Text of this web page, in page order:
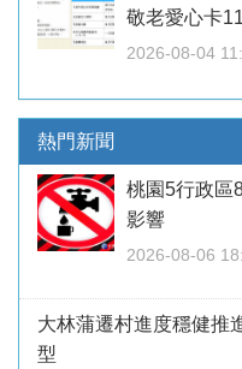
敬老愛心卡
2026-08-04
熱門新聞
桃園5行政
影響
2026-08-06
大林蒲遷村進度穩健
型